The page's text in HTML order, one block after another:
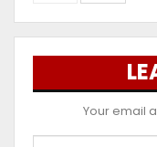
Your email